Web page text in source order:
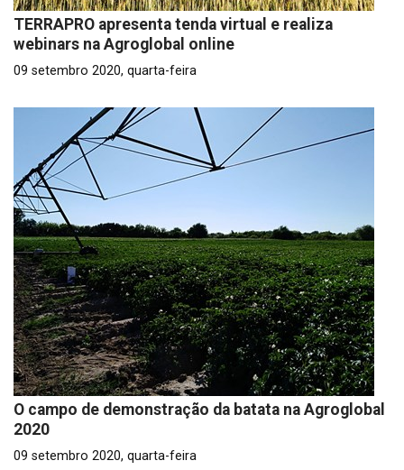
TERRAPRO apresenta tenda virtual e realiza
webinars na Agroglobal online
09 setembro 2020, quarta-feira
O campo de demonstração da batata na Agroglobal
2020
09 setembro 2020, quarta-feira